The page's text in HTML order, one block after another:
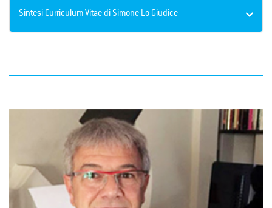
Sintesi Curriculum Vitae di Simone Lo Giudice